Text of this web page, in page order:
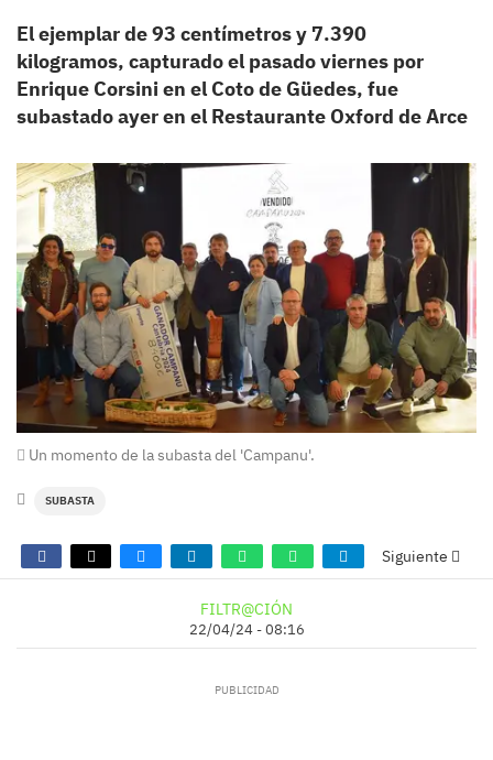
El ejemplar de 93 centímetros y 7.390
kilogramos, capturado el pasado viernes por
Enrique Corsini en el Coto de Güedes, fue
subastado ayer en el Restaurante Oxford de Arce
Un momento de la subasta del 'Campanu'.
SUBASTA
Siguiente
FILTR@CIÓN
22/04/24 - 08:16